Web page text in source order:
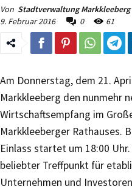
Von Stadtverwaltung Markkleeberg
9. Februar 2016
0 61
Am Donnerstag, dem 21.
Markkleeberg den nunmehr
Wirtschaftsempfang im
Markkleeberger Rathauses.
Einlass startet um 18:00
beliebter Treffpunkt für
Unternehmen und